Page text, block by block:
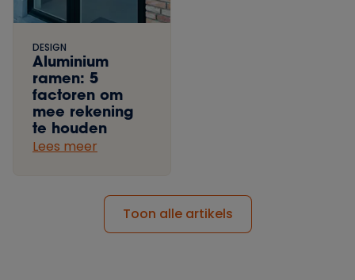
DESIGN
Aluminium
ramen: 5
factoren om
mee rekening
te houden
Lees meer
Toon alle artikels